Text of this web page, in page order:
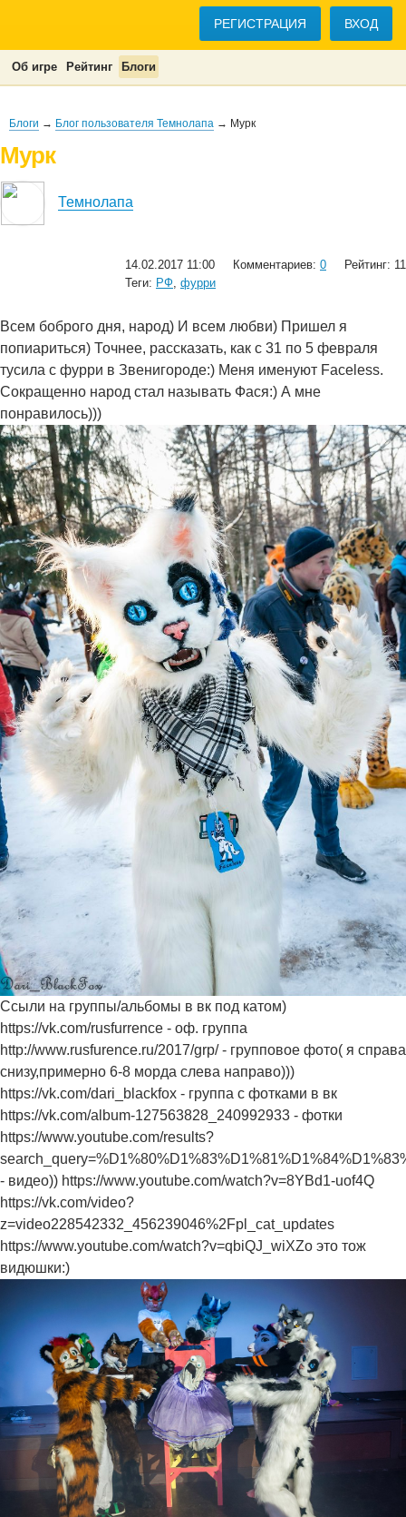
РЕГИСТРАЦИЯ ВХОД
Об игре Рейтинг Блоги
Блоги → Блог пользователя Темнолапа → Мурк
Мурк
Темнолапа
14.02.2017 11:00 Комментариев: 0
Рейтинг: 11
Теги: РФ, фурри
Всем боброго дня, народ) И всем любви) Пришел я
попиариться) Точнее, рассказать, как с 31 по 5 февраля
тусила с фурри в Звенигороде:) Меня именуют Faceless.
Сокращенно народ стал называть Фася:) А мне
понравилось)))
Ссыли на группы/альбомы в вк под катом)
https://vk.com/rusfurrence - оф. группа
http://www.rusfurence.ru/2017/grp/ - групповое фото( я справа
снизу,примерно 6-8 морда слева направо)))
https://vk.com/dari_blackfox - группа с фотками в вк
https://vk.com/album-127563828_240992933 - фотки
https://www.youtube.com/results?
- видео)) https://www.youtube.com/watch?v=8YBd1-uof4Q
https://vk.com/video?
z=video228542332_456239046%2Fpl_cat_updates
https://www.youtube.com/watch?v=qbiQJ_wiXZo это тож
видюшки:)